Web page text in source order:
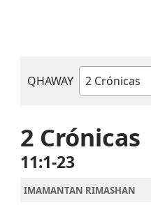
QHAWAY
Libro
Biblia
2 Crónicas
11:1-23
IMAMANTAN RIMASHAN